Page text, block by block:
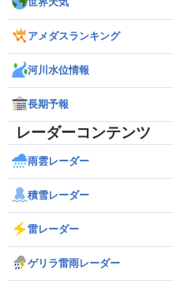
アメダスランキング
河川水位情報
長期予報
レーダーコンテンツ
雨雲レーダー
積雪レーダー
雷レーダー
ゲリラ雷雨レーダー